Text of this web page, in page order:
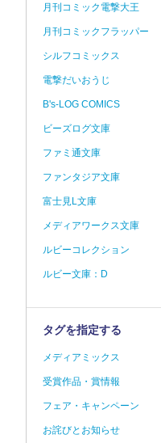
月刊コミック電撃大王
月刊コミックフラッパー
シルフコミックス
電撃だいおうじ
B's-LOG COMICS
ビーズログ文庫
ファミ通文庫
ファンタジア文庫
富士見L文庫
メディアワークス文庫
ルビーコレクション
ルビー文庫：D
タグを指定する
メディアミックス
受賞作品・賞情報
フェア・キャンペーン
お詫びとお知らせ